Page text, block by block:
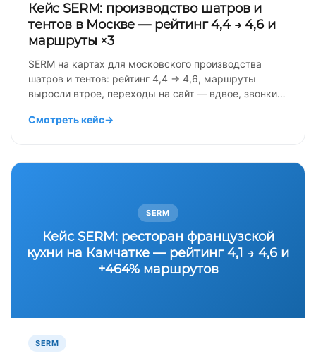
Кейс SERM: производство шатров и
тентов в Москве — рейтинг 4,4 → 4,6 и
маршруты ×3
SERM на картах для московского производства
шатров и тентов: рейтинг 4,4 → 4,6, маршруты
выросли втрое, переходы на сайт — вдвое, звонки…
Смотреть кейс→
SERM
Кейс SERM: ресторан французской
кухни на Камчатке — рейтинг 4,1 → 4,6 и
+464% маршрутов
SERM